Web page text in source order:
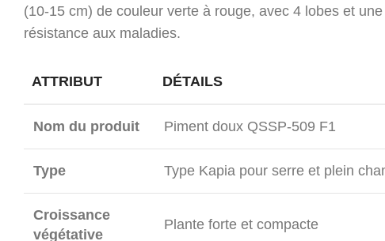
(10-15 cm) de couleur verte à rouge, avec 4 lobes et
résistance aux maladies.
ATTRIBUT DÉTAILS
Nom du produit Piment doux QSSP-509 F1
Type Type Kapia pour serre et plein
Croissance
végétative
Plante forte et compacte